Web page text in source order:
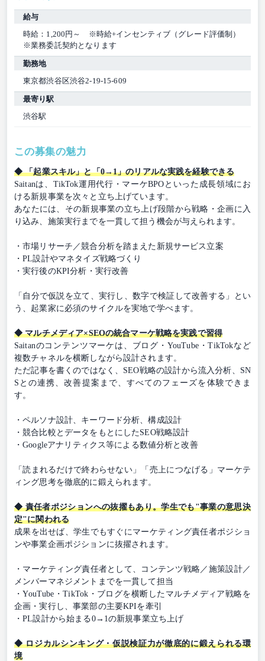
給与
時給：1,200円～ ※時給+インセンティブ（グレード評価制）
※業務委託契約となります
勤務地
東京都渋谷区渋谷2-19-15-609
最寄り駅
渋谷駅
この募集の魅力
◆ 「起業スキル」と「0→1」のリアルな実践を経験できる
Saitanは、TikTok運用代行・マーケBPOといった成長領域にお
ける新規事業を次々と立ち上げています。
あなたには、その新規事業の立ち上げ段階から戦略・企画に入
り込み、施策実行までを一貫して担う機会が与えられます。
・市場リサーチ／競合分析を踏まえた新規サービス立案
・PL設計やマネタイズ戦略づくり
・実行後のKPI分析・実行改善
「自分で仮説を立て、実行し、数字で検証して改善する」とい
う、起業家に必須のサイクルを実地で学べます。
◆ マルチメディア×SEOの統合マーケ戦略を実践で習得
Saitanのコンテンツマーケは、ブログ・YouTube・TikTokなど
複数チャネルを横断しながら設計されます。
ただ記事を書くのではなく、SEO戦略の設計から流入分析、SN
Sとの連携、改善提案まで、すべてのフェーズを体験できま
す。
・ペルソナ設計、キーワード分析、構成設計
・競合比較とデータをもとにしたSEO戦略設計
・Googleアナリティクス等による数値分析と改善
「読まれるだけで終わらせない」「売上につなげる」マーケテ
ィング思考を徹底的に鍛えられます。
◆ 責任者ポジションへの抜擢もあり。学生でも"事業の意思決
定"に関われる
成果を出せば、学生でもすぐにマーケティング責任者ポジショ
ンや事業企画ポジションに抜擢されます。
・マーケティング責任者として、コンテンツ戦略／施策設計／
メンバーマネジメントまでを一貫して担当
・YouTube・TikTok・ブログを横断したマルチメディア戦略を
企画・実行し、事業部の主要KPIを牽引
・PL設計から始まる0→1の新規事業立ち上げ
◆ ロジカルシンキング・仮説検証力が徹底的に鍛えられる環
境